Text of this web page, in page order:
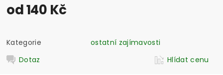
od 140 Kč
Kategorie
ostatní zajímavosti
Dotaz
Hlídat cenu